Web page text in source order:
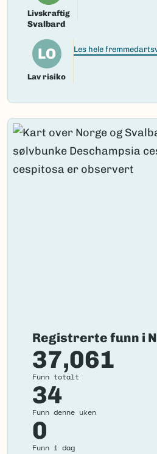
Livskraftig
Svalbard
LO
Lav risiko
Les hele
Registrerte funn i
37,061
Funn totalt
34
Funn denne uken
0
Funn i dag